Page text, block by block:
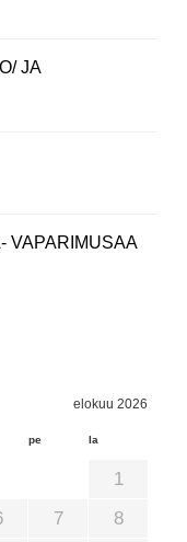
JA
VAPARIMUSAA
elokuu 2026
pe la
1
7
8